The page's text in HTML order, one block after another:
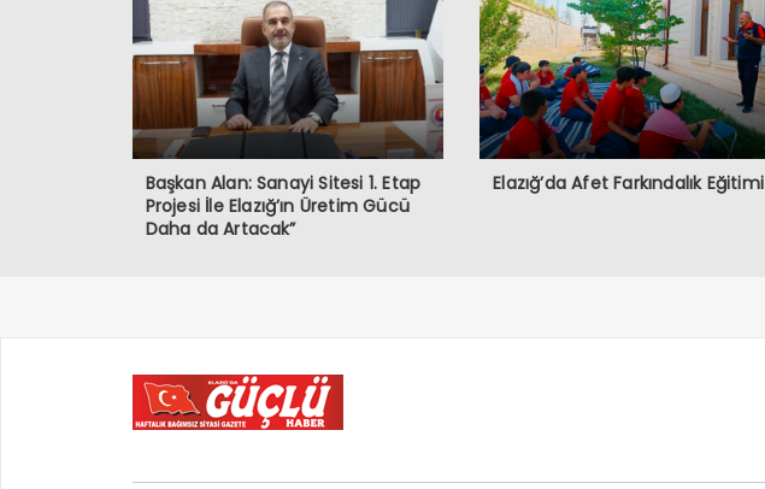
Başkan Alan: Sanayi Sitesi 1. Etap
Projesi İle Elazığ’ın Üretim Gücü
Daha da Artacak”
Elazığ’da Afet Farkındalık Eğitimi